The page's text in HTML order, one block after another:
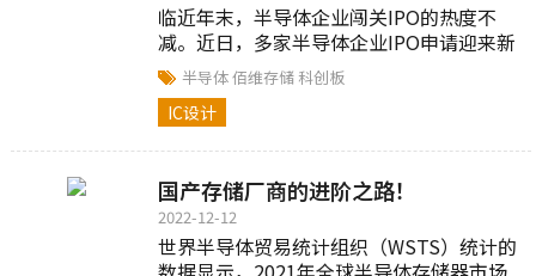
临近年末，半导体企业闯关IPO的热度不
减。近日，多家半导体企业IPO申请迎来新
进展。12月30日，佰维存储在上海证券交
易所科创板上...
半导体佰维存储 科创板
IC设计
国产存储厂商的进阶之路！
2022-12-12
世界半导体贸易统计组织（WSTS）统计的